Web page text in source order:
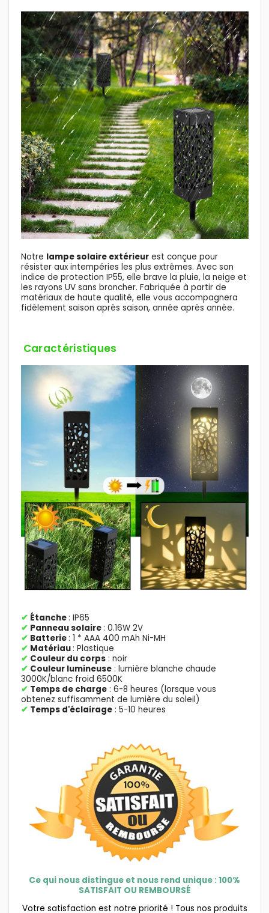
Notre lampe solaire extérieurest conçue pour
résister aux intempéries les plus extrêmes. Avec son
indice de protection IP55, elle brave la pluie, la neige et
les rayons UV sans broncher. Fabriquée à partir de
matériaux de haute qualité, elle vous accompagnera
fidèlement saison après saison, année après année.
Caractéristiques
✔ Étanche : IP65
✔ Panneau solaire : 0.16W 2V
✔ Batterie : 1 * AAA 400 mAh Ni-MH
✔ Matériau : Plastique
✔ Couleur du corps: noir
✔ Couleur lumineuse: lumière blanche chaude
3000K/blanc froid 6500K
✔ Temps de charge: 6-8 heures (lorsque vous
obtenez suffisamment de lumière du soleil)
✔ Temps d'éclairage: 5-10 heures
Ce qui nous distingue et nous rend unique : 100%
SATISFAIT OU REMBOURSÉ
Votre satisfaction est notre priorité ! Tous nos produits